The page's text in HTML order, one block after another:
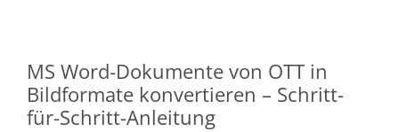
MS Word-Dokumente von OTT in
Bildformate konvertieren – Schritt-
für-Schritt-Anleitung